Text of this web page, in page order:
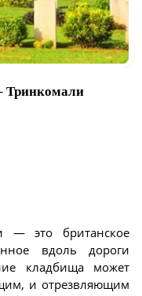
Тринкомали
— это британское
вдоль дороги
кладбища может
и отрезвляющим